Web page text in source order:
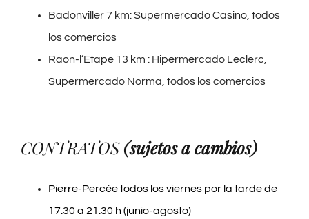
Badonviller 7 km: Supermercado Casino, todos
los comercios
Raon-l’Etape 13 km : Hipermercado Leclerc,
Supermercado Norma, todos los comercios
CONTRATOS(sujetos a cambios)
Pierre-Percée todos los viernes por la tarde de
17.30 a 21.30 h (junio-agosto)